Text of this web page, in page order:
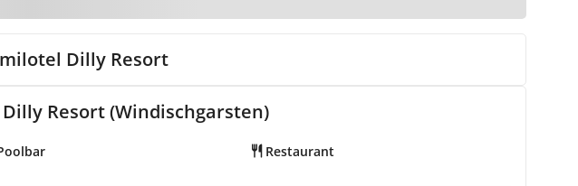
Dilly Resort
Resort (Windischgarsten)
Restaurant